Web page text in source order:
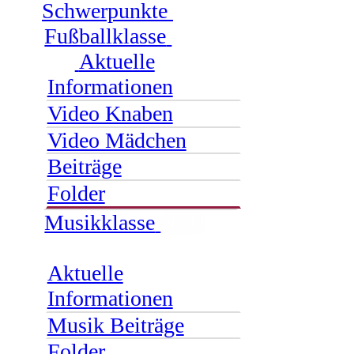
Schwerpunkte
Fußballklasse
Aktuelle
Informationen
Video Knaben
Video Mädchen
Beiträge
Folder
Musikklasse
Aktuelle
Informationen
Musik Beiträge